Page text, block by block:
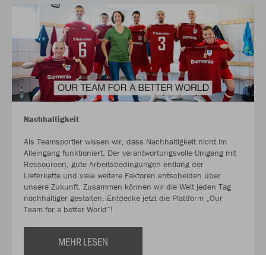
Nachhaltigkeit
Als Teamsportler wissen wir, dass Nachhaltigkeit nicht im
Alleingang funktioniert. Der verantwortungsvolle Umgang mit
Ressourcen, gute Arbeitsbedingungen entlang der
Lieferkette und viele weitere Faktoren entscheiden über
unsere Zukunft. Zusammen können wir die Welt jeden Tag
nachhaltiger gestalten. Entdecke jetzt die Plattform „Our
Team for a better World“!
MEHR LESEN